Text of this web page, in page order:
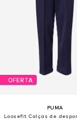
OFERTA
PUMA